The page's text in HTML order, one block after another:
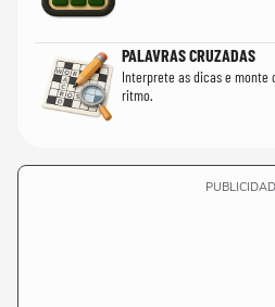
PALAVRAS CRUZADAS
Interprete as dicas e
ritmo.